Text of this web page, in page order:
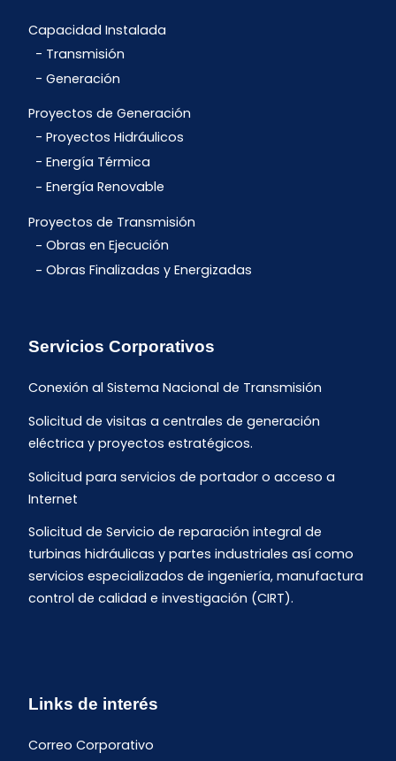
Capacidad Instalada
Transmisión
Generación
Proyectos de Generación
Proyectos Hidráulicos
Energía Térmica
Energía Renovable
Proyectos de Transmisión
Obras en Ejecución
Obras Finalizadas y Energizadas
Servicios Corporativos
Conexión al Sistema Nacional de Transmisión
Solicitud de visitas a centrales de generación
eléctrica y proyectos estratégicos.
Solicitud para servicios de portador o acceso a
Internet
Solicitud de Servicio de reparación integral de
turbinas hidráulicas y partes industriales así como
servicios especializados de ingeniería, manufactura
control de calidad e investigación (CIRT).
Links de interés
Correo Corporativo